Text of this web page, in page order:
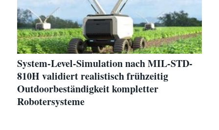
System-Level-Simulation nach MIL-STD-
810H validiert realistisch frühzeitig
Outdoorbeständigkeit kompletter
Robotersysteme